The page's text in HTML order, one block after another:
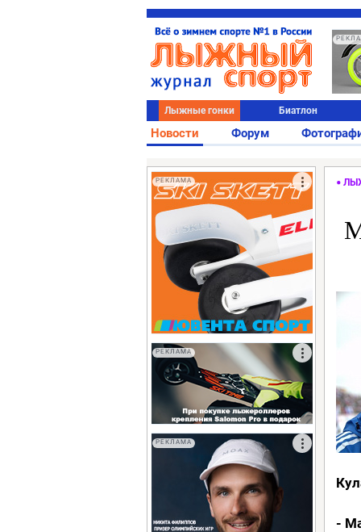
Лыжные гонки Биатлон
Новости Форум
РЕКЛАМА
РЕКЛАМА
РЕКЛАМА
-